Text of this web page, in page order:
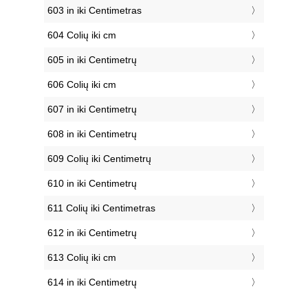
603 in iki Centimetras
604 Colių iki cm
605 in iki Centimetrų
606 Colių iki cm
607 in iki Centimetrų
608 in iki Centimetrų
609 Colių iki Centimetrų
610 in iki Centimetrų
611 Colių iki Centimetras
612 in iki Centimetrų
613 Colių iki cm
614 in iki Centimetrų